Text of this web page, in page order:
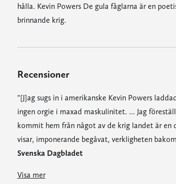
hålla. Kevin Powers De gula fåglarna är en
brinnande krig.
Recensioner
"[J]ag sugs in i amerikanske Kevin Powers
ingen orgie i maxad maskulinitet. ... Jag
kommit hem från något av de krig landet är en
visar, imponerande begåvat, verkligheten
Svenska Dagbladet
Visa mer